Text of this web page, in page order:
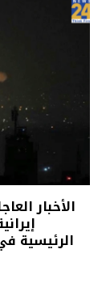
الرئيسية